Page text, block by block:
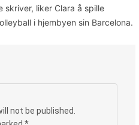
skriver, liker Clara å spille
i hjembyen sin Barcelona.
not be published.